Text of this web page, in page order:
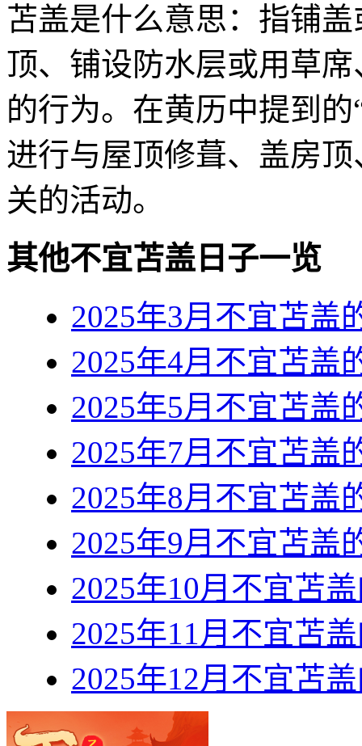
苫盖是什么意思：指铺
顶、铺设防水层或用草
的行为。在黄历中提到
进行与屋顶修葺、盖房
关的活动。
其他不宜苫盖日子一览
2025年3月不宜苫盖
2025年4月不宜苫盖
2025年5月不宜苫盖
2025年7月不宜苫盖
2025年8月不宜苫盖
2025年9月不宜苫盖
2025年10月不宜苫
2025年11月不宜苫
2025年12月不宜苫